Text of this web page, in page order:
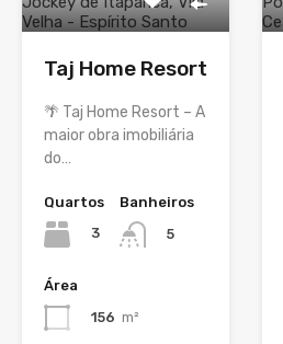
Taj Home Resort
🌴 Taj Home Resort – A
maior obra imobiliária
do…
Quartos
3
Banheiros
5
Área
156 m²